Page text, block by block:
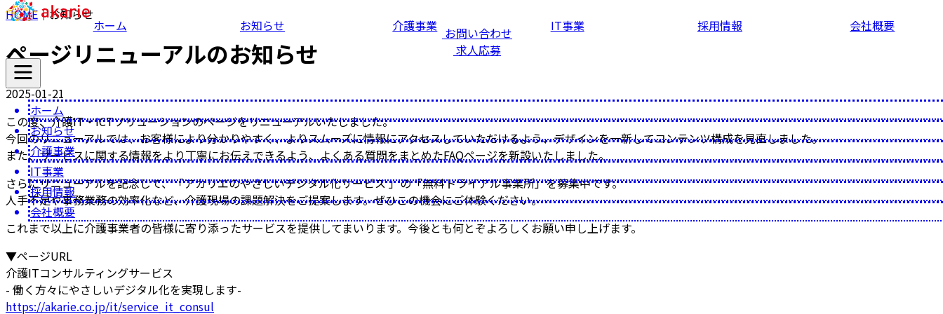
お問い合わせ
求人応募
ホーム
お知らせ
介護事業
IT事業
採用情報
会社概要
ホーム お知らせ 介護事業 IT事業 採用情報 会社概要
HOME ｜お知らせ
ページリニューアルのお知らせ
2025-01-21
この度、介護IT・ICTソリューションのページをリニューアルいたしました。
今回のリニューアルでは、お客様により分かりやすく、よりスムーズに情報にアクセスしていただけるよう、デザインを一新してコンテンツ構成を見直しました。
また、サービスに関する情報をより丁寧にお伝えできるよう、よくある質問をまとめたFAQページを新設いたしました。
さらにリニューアルを記念して、「アカリエのやさしいデジタル化サービス 」の「無料トライアル事業所」を募集中です。
人手不足や事務業務の効率化など、介護現場の課題解決をご提案します。ぜひこの機会にご体験ください。
これまで以上に介護事業者の皆様に寄り添ったサービスを提供してまいります。今後とも何とぞよろしくお願い申し上げます。
▼ページURL
介護ITコンサルティングサービス
- 働く方々にやさしいデジタル化を実現します-
https://akarie.co.jp/it/service_it_consul